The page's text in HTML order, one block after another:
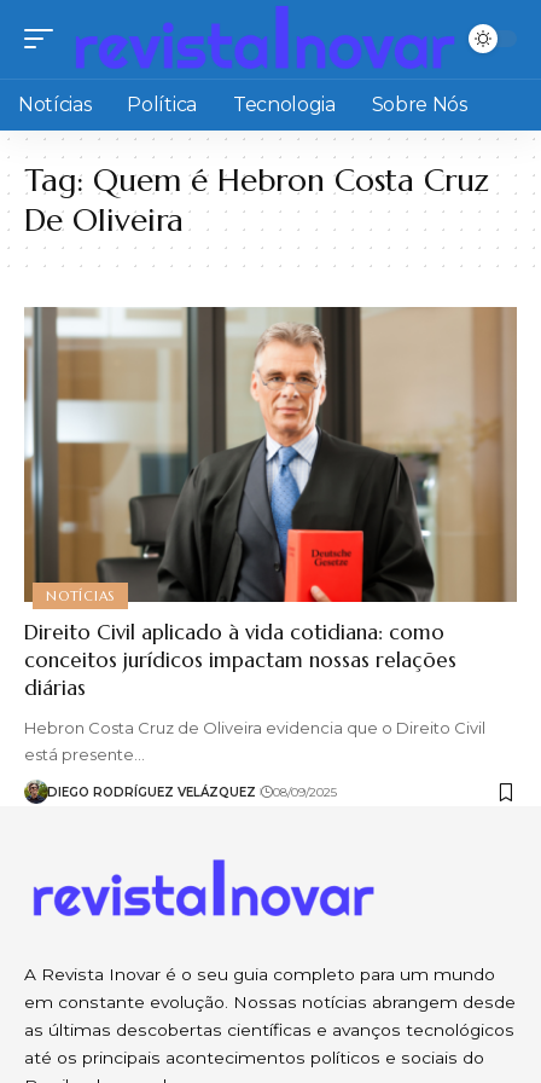
Notícias Política Tecnologia Sobre Nós
Tag: Quem é Hebron Costa Cruz
De Oliveira
NOTÍCIAS
Direito Civil aplicado à vida cotidiana: como
conceitos jurídicos impactam nossas relações
diárias
Hebron Costa Cruz de Oliveira evidencia que o Direito Civil
está presente…
DIEGO RODRÍGUEZ VELÁZQUEZ 08/09/2025
A Revista Inovar é o seu guia completo para um mundo
em constante evolução. Nossas notícias abrangem desde
as últimas descobertas científicas e avanços tecnológicos
até os principais acontecimentos políticos e sociais do